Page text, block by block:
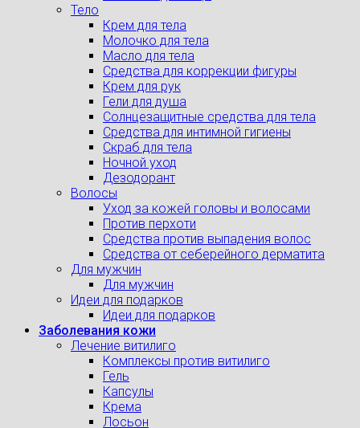
Тело
Крем для тела
Молочко для тела
Масло для тела
Средства для коррекции фигуры
Крем для рук
Гели для душа
Солнцезащитные средства для тела
Средства для интимной гигиены
Скраб для тела
Ночной уход
Дезодорант
Волосы
Уход за кожей головы и волосами
Против перхоти
Средства против выпадения волос
Средства от себерейного дерматита
Для мужчин
Для мужчин
Идеи для подарков
Идеи для подарков
Заболевания кожи
Лечение витилиго
Комплексы против витилиго
Гель
Капсулы
Крема
Лосьон